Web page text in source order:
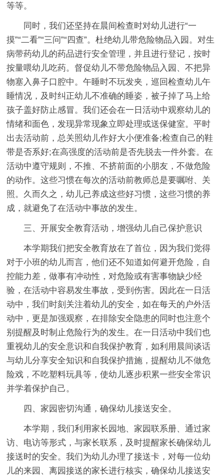
等等。
同时，我们还坚持在晨间检查时对幼儿进行“一
摸”“二看”“三问”“四查”。杜绝幼儿带危险物品入园。对生
病带药幼儿的药品进行安全管理，并且进行登记，按时
按量喂幼儿吃药。督促幼儿不带危险物品入园、不把异
物塞入鼻子口腔中。午睡时不玩发夹，巡回检查幼儿午
睡情况，及时纠正幼儿不准确的睡姿，被子掉了马上给
孩子盖好防止感冒。我们还会在一日活动中观察幼儿的
情绪和面色，发现异常现象立即处理或送保健室。平时
出去活动前，总关照幼儿作好大小便准备;检查自己的鞋
带是否系好;在高强度的活动前是否先脱去一件外套。在
活动中遵守规则，不推、不挤前面的小朋友，不做危险
的动作。这些习惯在每次的活动前教师总是要嘱咐、关
照。久而久之，幼儿已养成这些好习惯，这些习惯的养
成，就避免了在活动中事故的发生。
三、开展安全教育活动，增强幼儿自己保护意识
本学期我们把安全教育放在了首位，因为我们觉得
对于小班的幼儿而言，他们还不知道如何避开危险，自
控能力差，做事有冲动性，对危险或有害事物缺少经
验，在活动中容易发生事故，受到伤害。因此在一日活
动中，我们时刻关注着幼儿的安全，如在每天的户外活
动中，更是加强观察，在排除安全隐患的同时也注意个
别提醒及时制止危险行为的发生。在一日活动中我们也
重视幼儿的安全意识和自我保护教育，如利用晨间谈话
与幼儿分享安全知识和自我保护措施，提醒幼儿不做危
险戏，不吃塑料玩具等，使幼儿逐步积累一些安全常识
并学着保护自己。
四、家园密切沟通，确保幼儿接送安全。
本学期，我们利用家长园地、家园联系册、通过家
访、电访等形式，与家长联系，及时提醒家长确保幼儿
接送时的安全。我们为幼儿办理了接送卡，对每一位幼
儿的来园、离园接送的家长进行核实，确保幼儿接送安